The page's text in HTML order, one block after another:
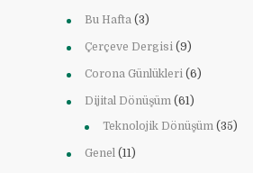
Bu Hafta (3)
Çerçeve Dergisi (9)
Corona Günlükleri (6)
Dijital Dönüşüm (61)
Teknolojik Dönüşüm (35)
Genel (11)